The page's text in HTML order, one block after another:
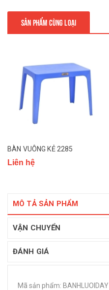
SẢN PHẨM CÙNG LOẠI
BÀN VUÔNG KẺ 2285
Liên hệ
MÔ TẢ SẢN PHẨM
VẬN CHUYỂN
ĐÁNH GIÁ
Mã sản phẩm: BANHLUOIDAY